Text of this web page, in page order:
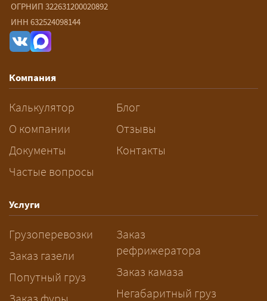
— От 90 ₽/км. Точная стоимость
рассчитывается индивидуально:
влияют габариты и вес груза,
разрешений и машин
сопровождения.
За сколько дней заказывать
перевозку негабарита?
— Заранее: только оформление
рабочих дней. Оставьте заявку
заблаговременно — логист
рассчитает маршрут и запустит
подготовку документов.
ОГРНИП 322631200020892
ИНН 632524098144
Компания
Калькулятор
О компании
Документы
Частые вопросы
Блог
Отзывы
Контакты
Услуги
Грузоперевозки
Заказ газели
Попутный груз
Заказ
рефрижератора
Заказ камаза
Негабаритный груз